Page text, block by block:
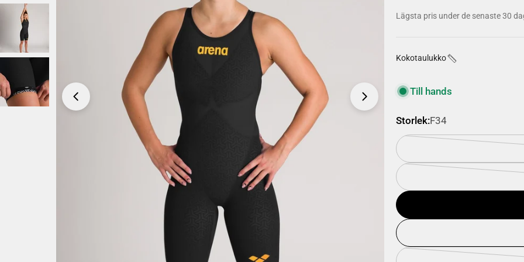
Öppna mediefilen 0 i modalt format
Öppna mediefilen 1 i
pris
Lägsta pris under de senaste 30
Kokotaulukko
Till hands
Storlek:F34